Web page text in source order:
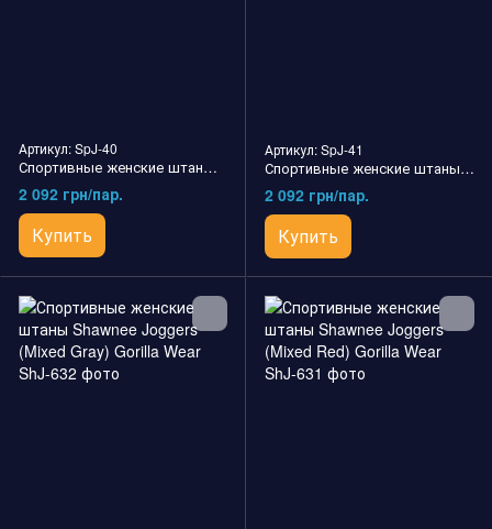
Артикул: SpJ-40
Спортивные женские штаны Pixley Sweatpants (Black) Gorilla Wear
2 092 грн/пар.
Купить
Артикул: SpJ-41
Спортивные женские штаны Pixley Sweatpants (Gray) Gorilla Wear
2 092 грн/пар.
Купить